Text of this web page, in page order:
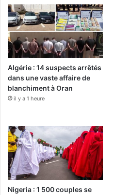
Algérie : 14 suspects arrêtés
dans une vaste affaire de
blanchiment à Oran
il y a 1 heure
Nigeria : 1 500 couples se